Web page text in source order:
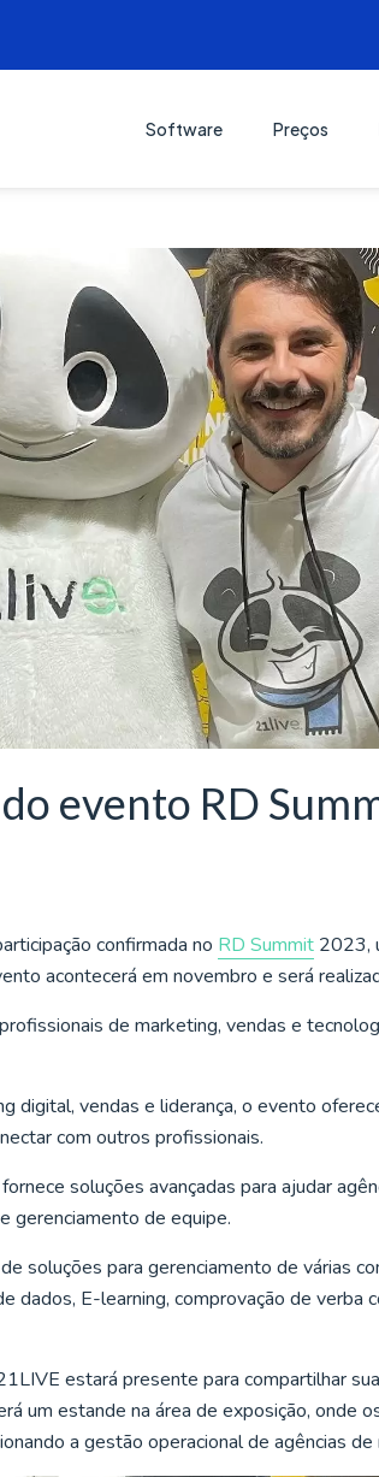
Software Preços
evento RD
confirmada no RD Summit 2023,
acontecerá em novembro e será
de marketing, vendas e
digital, vendas e liderança, o evento
com outros profissionais.
soluções avançadas para ajudar
gerenciamento de equipe.
soluções para gerenciamento de várias
dados, E-learning, comprovação de verba
estará presente para compartilhar
um estande na área de exposição, onde
a gestão operacional de agências de